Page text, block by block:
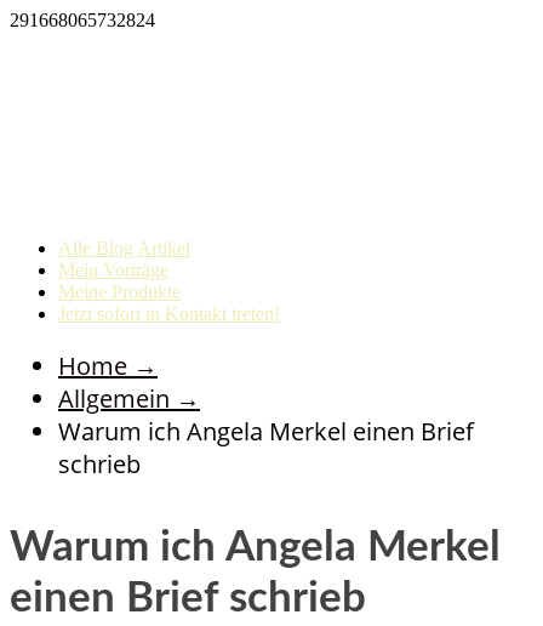
291668065732824
Alle Blog Artikel
Mein Vorträge
Meine Produkte
Jetzt sofort in Kontakt treten!
Home →
Allgemein →
Warum ich Angela Merkel einen Brief
schrieb
Warum ich Angela Merkel
einen Brief schrieb